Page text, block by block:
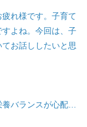
れ様です。子育て
よね。今回は、子
お話ししたいと思
バランスが心配…